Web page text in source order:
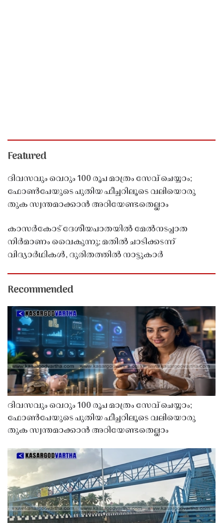
Featured
ദിവസവും വെറും 100 രൂപ മാത്രം സേവ് ചെയ്യാം;
ഫോൺപേയുടെ പുതിയ ഫീച്ചറിലൂടെ വലിയൊരു
തുക സ്വന്തമാക്കാൻ അറിയേണ്ടതെല്ലാം
കാസർകോട് ദേശീയപാതയിൽ മേൽനടപ്പാത
നിർമാണം വൈകുന്നു; മതിൽ ചാടിക്കടന്ന്
വിദ്യാർഥികൾ, ദുരിതത്തിൽ നാട്ടുകാർ
Recommended
ദിവസവും വെറും 100 രൂപ മാത്രം സേവ് ചെയ്യാം;
ഫോൺപേയുടെ പുതിയ ഫീച്ചറിലൂടെ വലിയൊരു
തുക സ്വന്തമാക്കാൻ അറിയേണ്ടതെല്ലാം